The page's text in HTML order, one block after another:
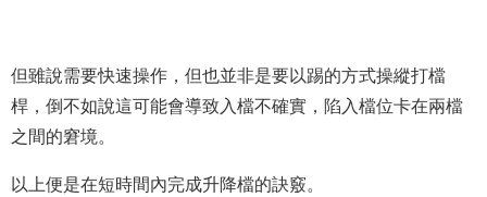
但雖說需要快速操作，但也並非是要以踢的方式操縱打檔
桿，倒不如說這可能會導致入檔不確實，陷入檔位卡在兩檔
之間的窘境。
以上便是在短時間內完成升降檔的訣竅。